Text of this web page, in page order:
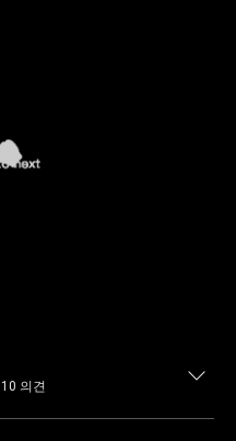
10 의견